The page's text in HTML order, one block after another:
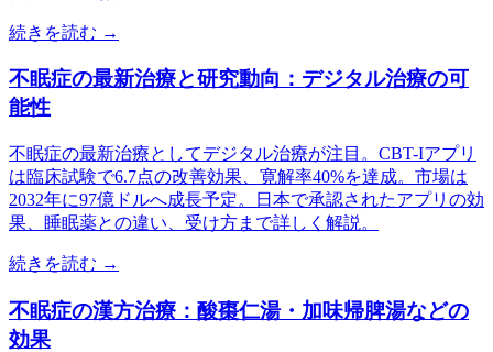
続きを読む →
不眠症の最新治療と研究動向：デジタル治療の可
能性
不眠症の最新治療としてデジタル治療が注目。CBT-Iアプリ
は臨床試験で6.7点の改善効果、寛解率40%を達成。市場は
2032年に97億ドルへ成長予定。日本で承認されたアプリの効
果、睡眠薬との違い、受け方まで詳しく解説。
続きを読む →
不眠症の漢方治療：酸棗仁湯・加味帰脾湯などの
効果